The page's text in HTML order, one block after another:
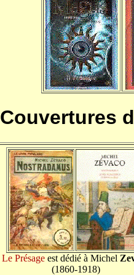
Couvertures
Le Présage est dédié à Michel
(1860-1918)